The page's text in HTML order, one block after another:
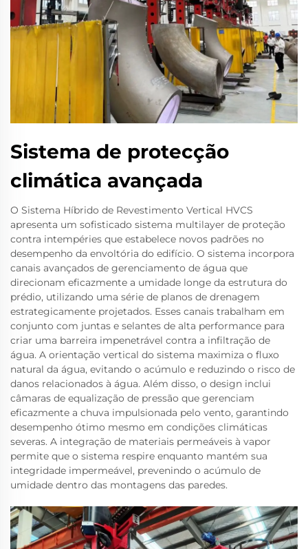
Sistema de protecção
climática avançada
O Sistema Híbrido de Revestimento Vertical HVCS
apresenta um sofisticado sistema multilayer de proteção
contra intempéries que estabelece novos padrões no
desempenho da envoltória do edifício. O sistema incorpora
canais avançados de gerenciamento de água que
direcionam eficazmente a umidade longe da estrutura do
prédio, utilizando uma série de planos de drenagem
estrategicamente projetados. Esses canais trabalham em
conjunto com juntas e selantes de alta performance para
criar uma barreira impenetrável contra a infiltração de
água. A orientação vertical do sistema maximiza o fluxo
natural da água, evitando o acúmulo e reduzindo o risco de
danos relacionados à água. Além disso, o design inclui
câmaras de equalização de pressão que gerenciam
eficazmente a chuva impulsionada pelo vento, garantindo
desempenho ótimo mesmo em condições climáticas
severas. A integração de materiais permeáveis à vapor
permite que o sistema respire enquanto mantém sua
integridade impermeável, prevenindo o acúmulo de
umidade dentro das montagens das paredes.